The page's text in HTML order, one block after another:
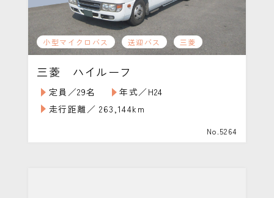
小型マイクロバス 送迎バス 三菱
三菱 ハイルーフ
定員／29名
年式／H24
走行距離／ 263,144km
No.5264